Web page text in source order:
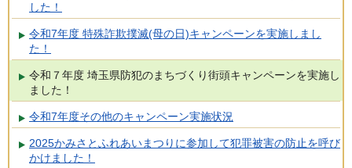
した！
令和7年度 特殊詐欺撲滅(母の日)キャンペーンを実施しまし
た！
令和７年度 埼玉県防犯のまちづくり街頭キャンペーンを実施し
ました！
令和7年度その他のキャンペーン実施状況
2025かみさとふれあいまつりに参加して犯罪被害の防止を呼び
かけました！